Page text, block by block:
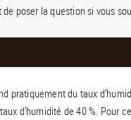
poser la question si vous
pratiquement du taux
d’humidité de 40 %.